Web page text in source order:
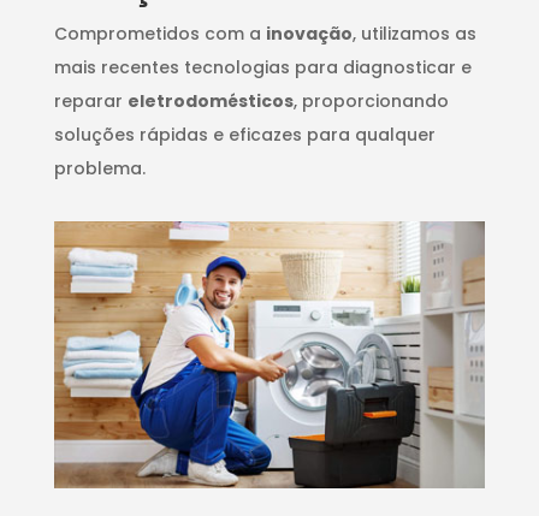
Comprometidos com a inovação, utilizamos as
mais recentes tecnologias para diagnosticar e
reparar eletrodomésticos, proporcionando
soluções rápidas e eficazes para qualquer
problema.